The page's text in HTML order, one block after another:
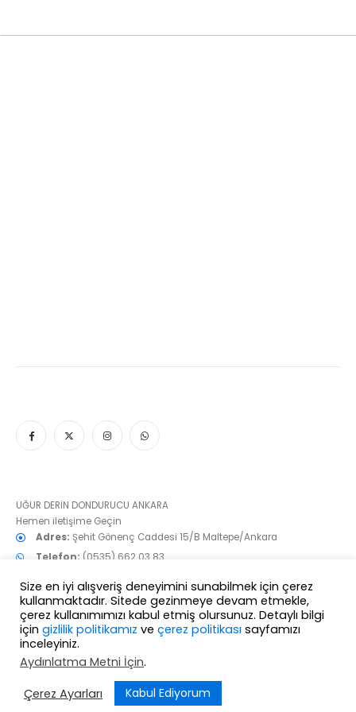
UĞUR DERİN DONDURUCU ANKARA
Hemen iletişime Geçin
Adres: Şehit Gönenç Caddesi 15/B Maltepe/Ankara
Telefon: (0535) 662 03 83
Çalışma Günleri/Saatleri:7/24
Aradığınız bütün UĞUR modelleri burada!
Size en iyi alışveriş deneyimini sunabilmek için çerez
kullanmaktadır. Sitede gezinmeye devam etmekle,
çerez kullanımımızı kabul etmiş olursunuz. Detaylı bilgi
için gizlilik politikamız ve çerez politikası sayfamızı
inceleyiniz.
Aydınlatma Metni İçin.
Çerez Ayarları
Kabul Ediyorum
Yardıma mı ihtiyacınız var?